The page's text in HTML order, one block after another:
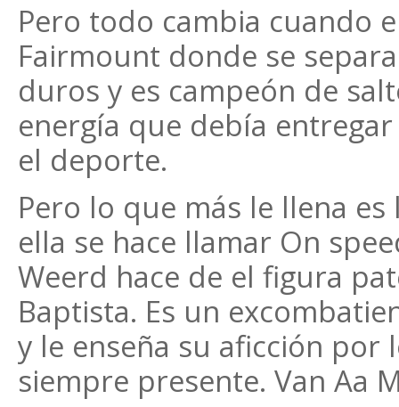
Pero todo cambia cuando
Fairmount donde se
duros y es campeón de
energía que debía
el deporte.
Pero lo que más le llena
ella se hace llamar On
Weerd hace de el figura
Baptista. Es un
y le enseña su aficción por
siempre presente. Van Aa